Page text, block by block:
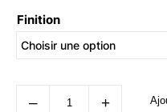
Finition
‒
quantité
de
+